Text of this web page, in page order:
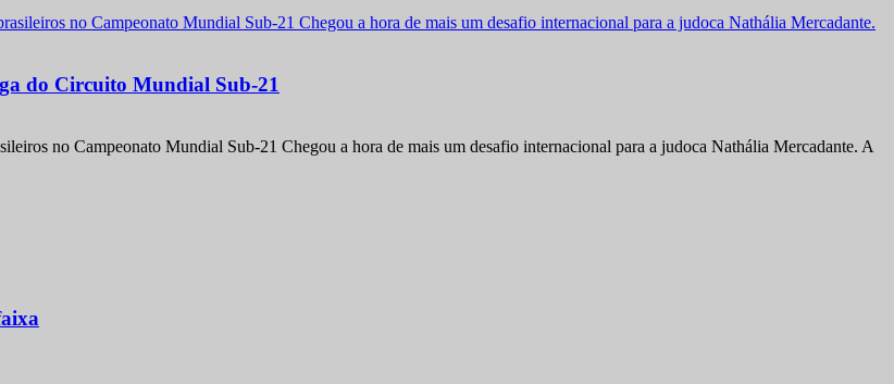
do Circuito Mundial Sub-21
no Campeonato Mundial Sub-21 Chegou a hora de mais um desafio internacional para a judoca Nathália Mercadante. A